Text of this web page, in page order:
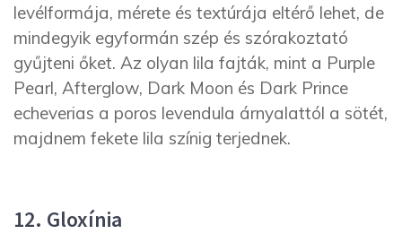
levélformája, mérete és textúrája eltérő lehet, de
mindegyik egyformán szép és szórakoztató
gyűjteni őket. Az olyan lila fajták, mint a Purple
Pearl, Afterglow, Dark Moon és Dark Prince
echeverias a poros levendula árnyalattól a sötét,
majdnem fekete lila színig terjednek.
12. Gloxínia